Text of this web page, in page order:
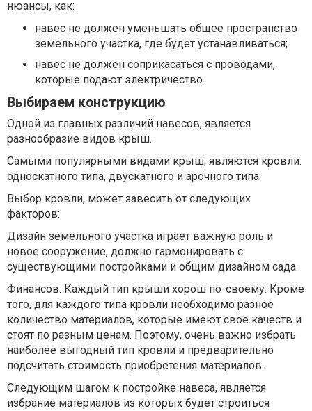
нюансы, как:
навес не должен уменьшать общее пространство
земельного участка, где будет устанавливаться;
навес не должен соприкасаться с проводами,
которые подают электричество.
Выбираем конструкцию
Одной из главных различий навесов, является
разнообразие видов крыш.
Самыми популярными видами крыш, являются кровли:
односкатного типа, двускатного и арочного типа.
Выбор кровли, может завесить от следующих
факторов:
Дизайн земельного участка играет важную роль и
новое сооружение, должно гармонировать с
существующими постройками и общим дизайном сада.
Финансов. Каждый тип крыши хорош по-своему. Кроме
того, для каждого типа кровли необходимо разное
количество материалов, которые имеют своё качеств и
стоят по разным ценам. Поэтому, очень важно избрать
наиболее выгодный тип кровли и предварительно
подсчитать стоимость приобретения материалов.
Следующим шагом к постройке навеса, является
избрание материалов из которых будет строиться